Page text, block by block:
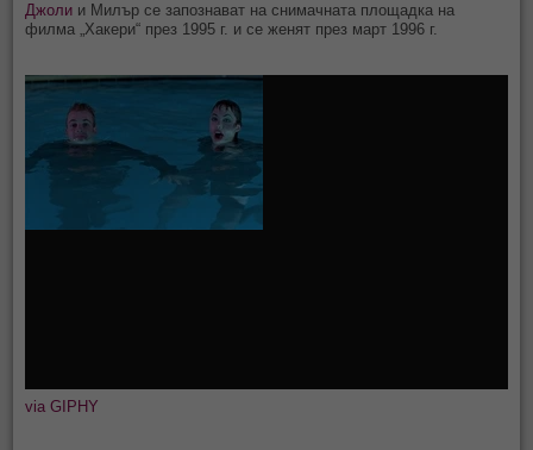
Джоли и Милър се запознават на снимачната площадка на
филма „Хакери“ през 1995 г. и се женят през март 1996 г.
via GIPHY